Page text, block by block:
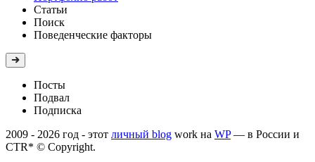
Статьи
Поиск
Поведенческие факторы
Посты
Подвал
Подписка
2009 - 2026 год - этот личный blog work на WP— в России и
CTR* © Copyright.